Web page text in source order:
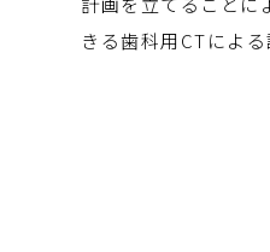
きる歯科用CTによる